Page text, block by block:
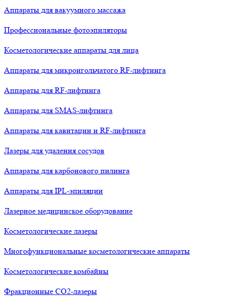
Аппараты для вакуумного массажа
Профессиональные фотоэпиляторы
Косметологические аппараты для лица
Аппараты для микроигольчатого RF-лифтинга
Аппараты для RF-лифтинга
Аппараты для SMAS-лифтинга
Аппараты для кавитации и RF-лифтинга
Лазеры для удаления сосудов
Аппараты для карбонового пилинга
Аппараты для IPL-эпиляции
Лазерное медицинское оборудование
Косметологические лазеры
Многофункциональные косметологические аппараты
Косметологические комбайны
Фракционные СО2-лазеры